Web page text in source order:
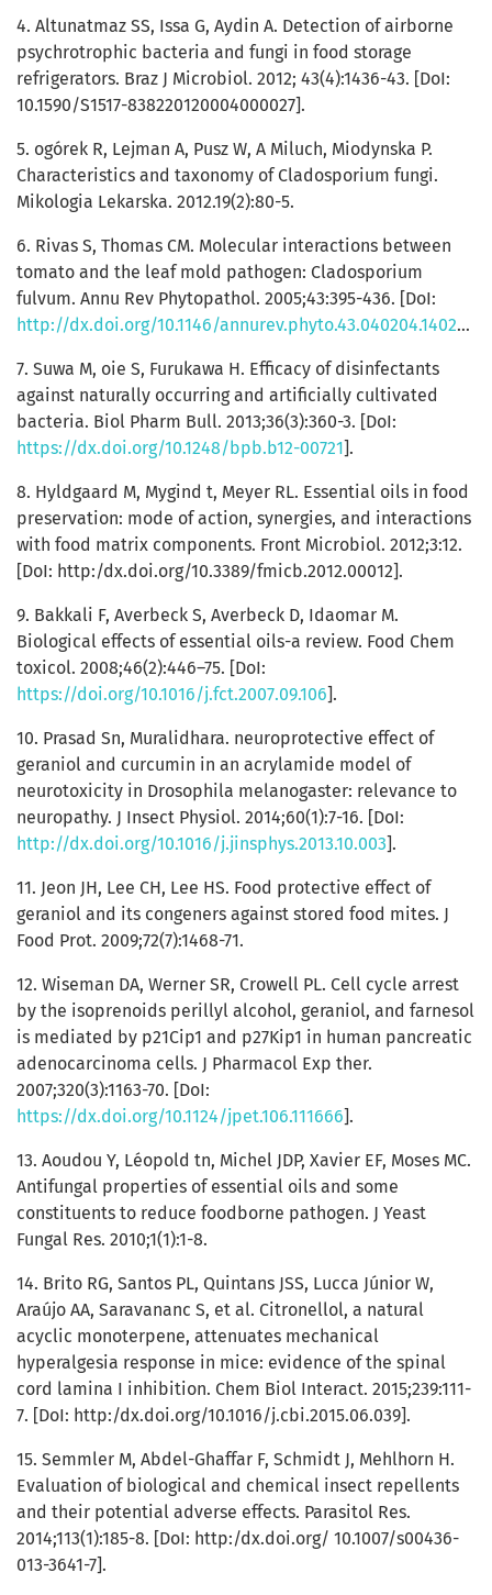
4. Altunatmaz SS, Issa G, Aydin A. Detection of airborne
psychrotrophic bacteria and fungi in food storage
refrigerators. Braz J Microbiol. 2012; 43(4):1436-43. [DoI:
10.1590/S1517-838220120004000027].
5. ogórek R, Lejman A, Pusz W, A Miluch, Miodynska P.
Characteristics and taxonomy of Cladosporium fungi.
Mikologia Lekarska. 2012.19(2):80-5.
6. Rivas S, Thomas CM. Molecular interactions between
tomato and the leaf mold pathogen: Cladosporium
fulvum. Annu Rev Phytopathol. 2005;43:395-436. [DoI:
http://dx.doi.org/10.1146/annurev.phyto.43.040204.140224
7. Suwa M, oie S, Furukawa H. Efficacy of disinfectants
against naturally occurring and artificially cultivated
bacteria. Biol Pharm Bull. 2013;36(3):360-3. [DoI:
https://dx.doi.org/10.1248/bpb.b12-00721].
8. Hyldgaard M, Mygind t, Meyer RL. Essential oils in food
preservation: mode of action, synergies, and interactions
with food matrix components. Front Microbiol. 2012;3:12.
[DoI: http:/dx.doi.org/10.3389/fmicb.2012.00012].
9. Bakkali F, Averbeck S, Averbeck D, Idaomar M.
Biological effects of essential oils-a review. Food Chem
toxicol. 2008;46(2):446–75. [DoI:
https://doi.org/10.1016/j.fct.2007.09.106].
10. Prasad Sn, Muralidhara. neuroprotective effect of
geraniol and curcumin in an acrylamide model of
neurotoxicity in Drosophila melanogaster: relevance to
neuropathy. J Insect Physiol. 2014;60(1):7-16. [DoI:
http://dx.doi.org/10.1016/j.jinsphys.2013.10.003].
11. Jeon JH, Lee CH, Lee HS. Food protective effect of
geraniol and its congeners against stored food mites. J
Food Prot. 2009;72(7):1468-71.
12. Wiseman DA, Werner SR, Crowell PL. Cell cycle arrest
by the isoprenoids perillyl alcohol, geraniol, and farnesol
is mediated by p21Cip1 and p27Kip1 in human pancreatic
adenocarcinoma cells. J Pharmacol Exp ther.
2007;320(3):1163-70. [DoI:
https://dx.doi.org/10.1124/jpet.106.111666].
13. Aoudou Y, Léopold tn, Michel JDP, Xavier EF, Moses MC.
Antifungal properties of essential oils and some
constituents to reduce foodborne pathogen. J Yeast
Fungal Res. 2010;1(1):1-8.
14. Brito RG, Santos PL, Quintans JSS, Lucca Júnior W,
Araújo AA, Saravananc S, et al. Citronellol, a natural
acyclic monoterpene, attenuates mechanical
hyperalgesia response in mice: evidence of the spinal
cord lamina I inhibition. Chem Biol Interact. 2015;239:111-
7. [DoI: http:/dx.doi.org/10.1016/j.cbi.2015.06.039].
15. Semmler M, Abdel-Ghaffar F, Schmidt J, Mehlhorn H.
Evaluation of biological and chemical insect repellents
and their potential adverse effects. Parasitol Res.
2014;113(1):185-8. [DoI: http:/dx.doi.org/ 10.1007/s00436-
013-3641-7].